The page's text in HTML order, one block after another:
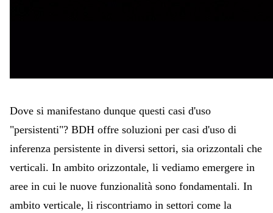
Dove si manifestano dunque questi casi d'uso
"persistenti"? BDH offre soluzioni per casi d'uso di
inferenza persistente in diversi settori, sia orizzontali che
verticali. In ambito orizzontale, li vediamo emergere in
aree in cui le nuove funzionalità sono fondamentali. In
ambito verticale, li riscontriamo in settori come la